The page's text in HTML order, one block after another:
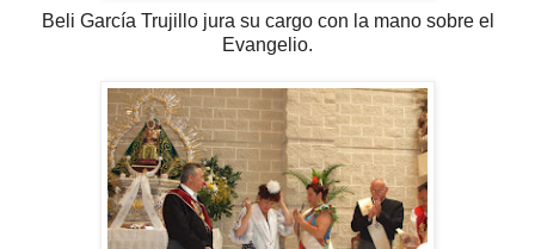
Beli García Trujillo jura su cargo con la mano sobre el
Evangelio.